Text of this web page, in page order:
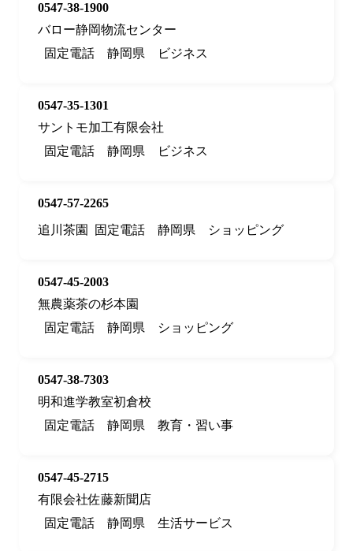
0547-38-1900
バロー静岡物流センター
固定電話
静岡県 ビジネス
0547-35-1301
サントモ加工有限会社
固定電話
静岡県 ビジネス
0547-57-2265
追川茶園
固定電話 静岡県 ショッピング
0547-45-2003
無農薬茶の杉本園
固定電話
静岡県 ショッピング
0547-38-7303
明和進学教室初倉校
固定電話
静岡県 教育・習い事
0547-45-2715
有限会社佐藤新聞店
固定電話
静岡県 生活サービス